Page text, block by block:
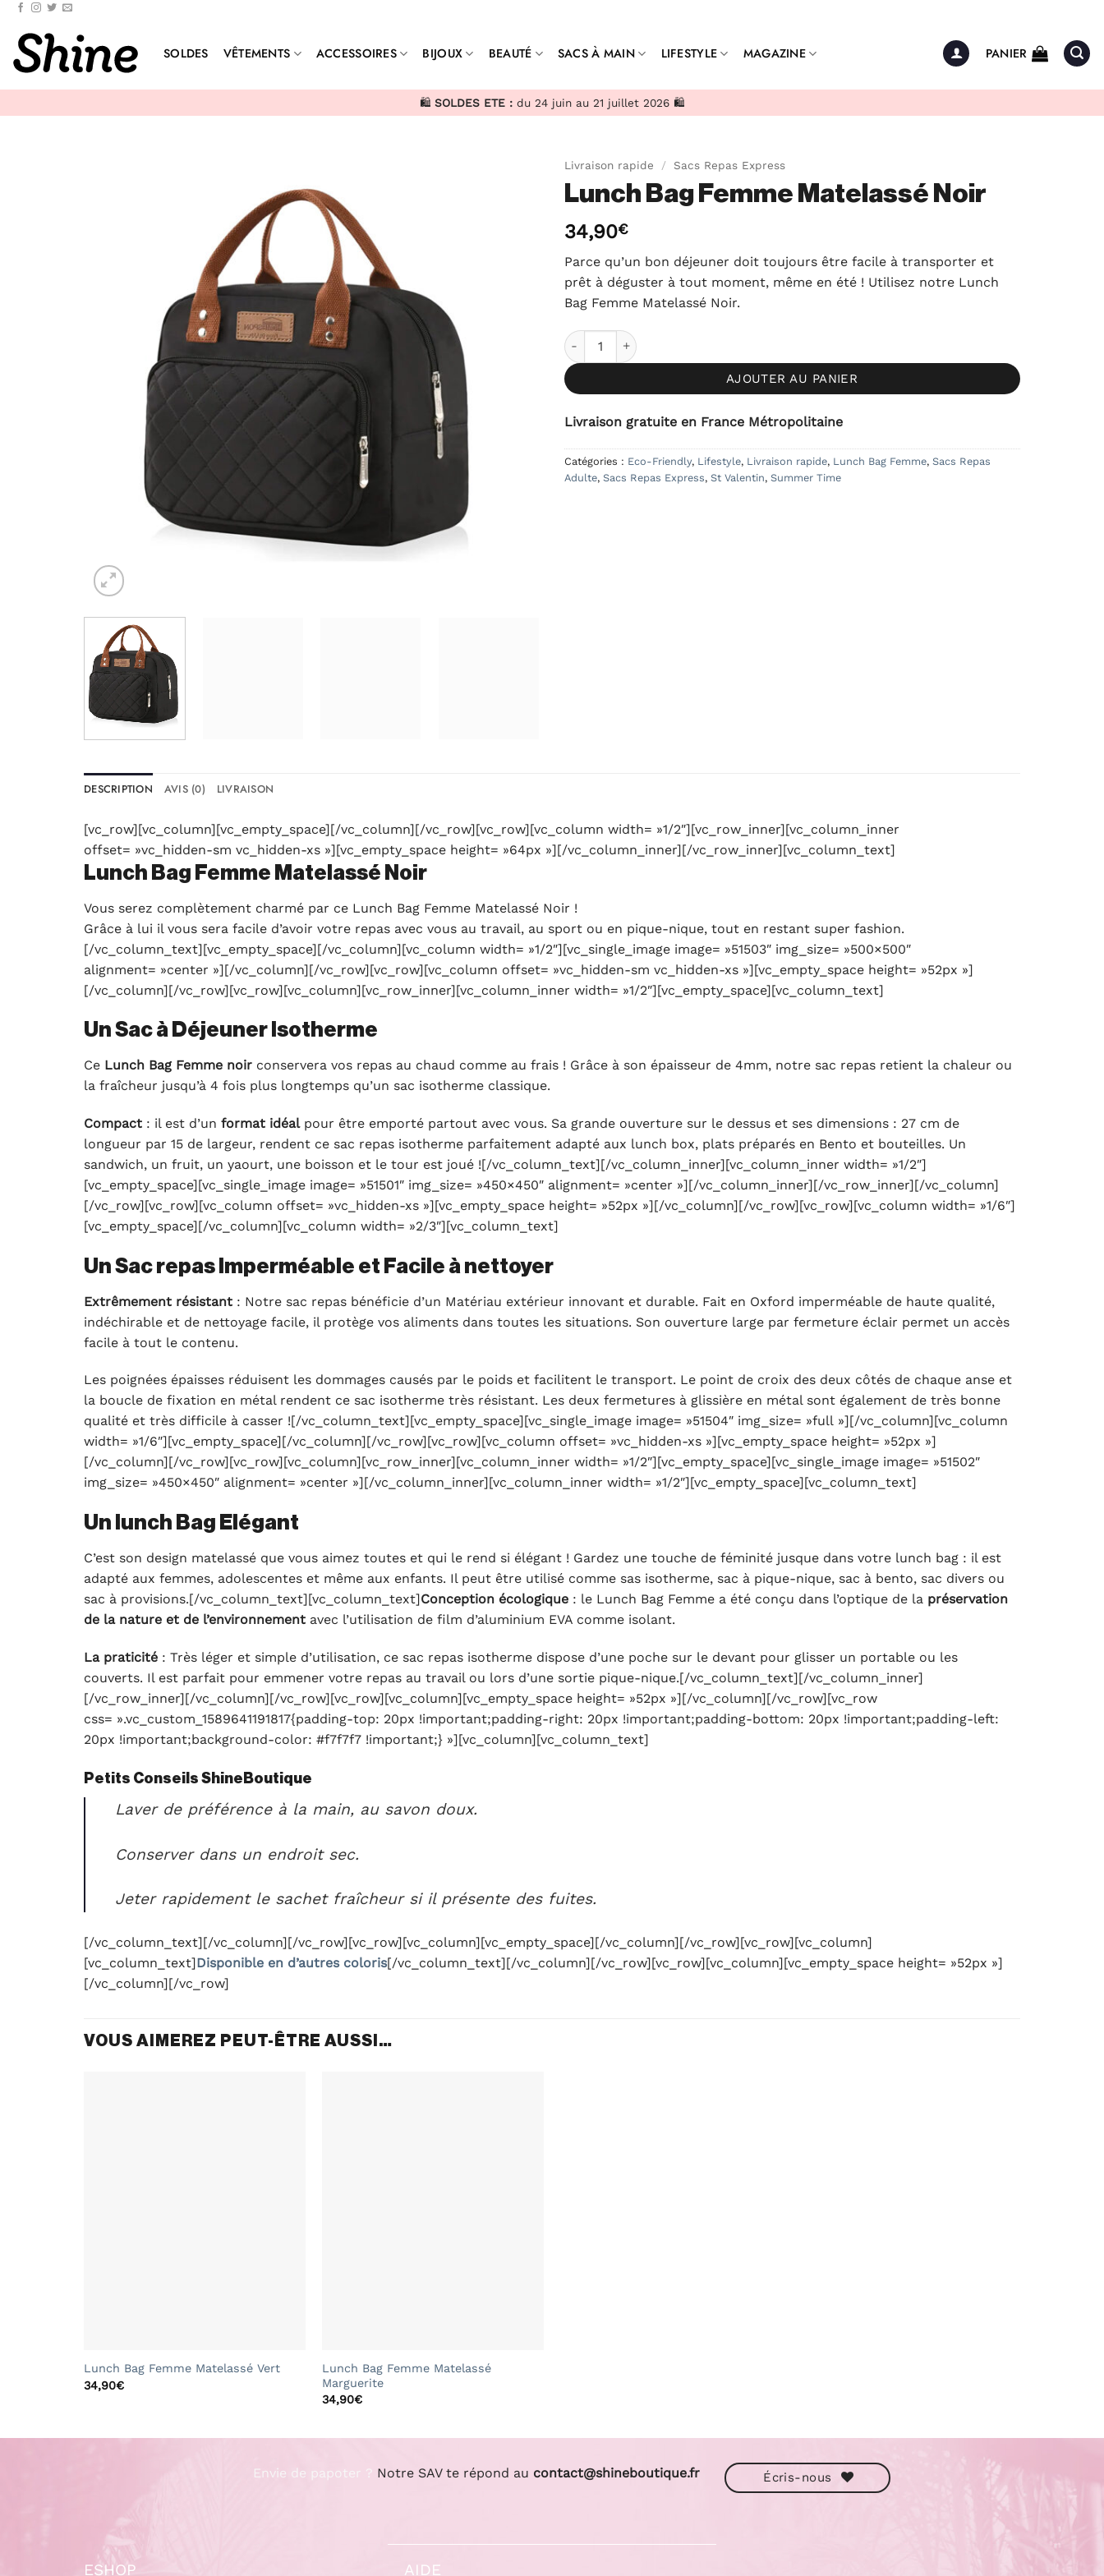
Passer
contenu
SOLDES VÊTEMENTS ACCESSOIRES BIJOUX BEAUTÉ SACS À MAIN LIFESTYLE MAGAZINE PANIER
🛍️ SOLDES ETE : du 24 juin au 21 juillet 2026 🛍️
Livraison rapide / Sacs Repas Express
Lunch Bag Femme Matelassé Noir
34,90€
Parce qu’un bon déjeuner doit toujours être facile à transporter et
prêt à déguster à tout moment, même en été ! Utilisez notre Lunch
Bag Femme Matelassé Noir.
quantité de Lunch Bag Femme Matelassé Noir
AJOUTER AU PANIER
Livraison gratuite en France Métropolitaine
Catégories : Eco-Friendly, Lifestyle, Livraison rapide, Lunch Bag Femme, Sacs Repas
Adulte, Sacs Repas Express, St Valentin, Summer Time
DESCRIPTION AVIS (0) LIVRAISON
[vc_row][vc_column][vc_empty_space][/vc_column][/vc_row][vc_row][vc_column width= »1/2″][vc_row_inner][vc_column_inner
offset= »vc_hidden-sm vc_hidden-xs »][vc_empty_space height= »64px »][/vc_column_inner][/vc_row_inner][vc_column_text]
Lunch Bag Femme Matelassé Noir
Vous serez complètement charmé par ce Lunch Bag Femme Matelassé Noir !
Grâce à lui il vous sera facile d’avoir votre repas avec vous au travail, au sport ou en pique-nique, tout en restant super fashion.
[/vc_column_text][vc_empty_space][/vc_column][vc_column width= »1/2″][vc_single_image image= »51503″ img_size= »500×500″
alignment= »center »][/vc_column][/vc_row][vc_row][vc_column offset= »vc_hidden-sm vc_hidden-xs »][vc_empty_space height= »52px »]
[/vc_column][/vc_row][vc_row][vc_column][vc_row_inner][vc_column_inner width= »1/2″][vc_empty_space][vc_column_text]
Un Sac à Déjeuner Isotherme
Ce Lunch Bag Femme noir conservera vos repas au chaud comme au frais ! Grâce à son épaisseur de 4mm, notre sac repas retient la chaleur ou
la fraîcheur jusqu’à 4 fois plus longtemps qu’un sac isotherme classique.
Compact : il est d’un format idéalpour être emporté partout avec vous. Sa grande ouverture sur le dessus et ses dimensions : 27 cm de
longueur par 15 de largeur, rendent ce sac repas isotherme parfaitement adapté aux lunch box, plats préparés en Bento et bouteilles. Un
sandwich, un fruit, un yaourt, une boisson et le tour est joué ![/vc_column_text][/vc_column_inner][vc_column_inner width= »1/2″]
[vc_empty_space][vc_single_image image= »51501″ img_size= »450×450″ alignment= »center »][/vc_column_inner][/vc_row_inner][/vc_column]
[/vc_row][vc_row][vc_column offset= »vc_hidden-xs »][vc_empty_space height= »52px »][/vc_column][/vc_row][vc_row][vc_column width= »1/6″]
[vc_empty_space][/vc_column][vc_column width= »2/3″][vc_column_text]
Un Sac repas Imperméable et Facile à nettoyer
Extrêmement résistant : Notre sac repas bénéficie d’un Matériau extérieur innovant et durable. Fait en Oxford imperméable de haute qualité,
indéchirable et de nettoyage facile, il protège vos aliments dans toutes les situations. Son ouverture large par fermeture éclair permet un accès
facile à tout le contenu.
Les poignées épaisses réduisent les dommages causés par le poids et facilitent le transport. Le point de croix des deux côtés de chaque anse et
la boucle de fixation en métal rendent ce sac isotherme très résistant. Les deux fermetures à glissière en métal sont également de très bonne
qualité et très difficile à casser ![/vc_column_text][vc_empty_space][vc_single_image image= »51504″ img_size= »full »][/vc_column][vc_column
width= »1/6″][vc_empty_space][/vc_column][/vc_row][vc_row][vc_column offset= »vc_hidden-xs »][vc_empty_space height= »52px »]
[/vc_column][/vc_row][vc_row][vc_column][vc_row_inner][vc_column_inner width= »1/2″][vc_empty_space][vc_single_image image= »51502″
img_size= »450×450″ alignment= »center »][/vc_column_inner][vc_column_inner width= »1/2″][vc_empty_space][vc_column_text]
Un lunch Bag Elégant
C’est son design matelassé que vous aimez toutes et qui le rend si élégant ! Gardez une touche de féminité jusque dans votre lunch bag : il est
adapté aux femmes, adolescentes et même aux enfants. Il peut être utilisé comme sas isotherme, sac à pique-nique, sac à bento, sac divers ou
sac à provisions.[/vc_column_text][vc_column_text]Conception écologique : le Lunch Bag Femme a été conçu dans l’optique de la préservation
de la nature et de l’environnement avec l’utilisation de film d’aluminium EVA comme isolant.
La praticité : Très léger et simple d’utilisation, ce sac repas isotherme dispose d’une poche sur le devant pour glisser un portable ou les
couverts. Il est parfait pour emmener votre repas au travail ou lors d’une sortie pique-nique.[/vc_column_text][/vc_column_inner]
[/vc_row_inner][/vc_column][/vc_row][vc_row][vc_column][vc_empty_space height= »52px »][/vc_column][/vc_row][vc_row
css= ».vc_custom_1589641191817{padding-top: 20px !important;padding-right: 20px !important;padding-bottom: 20px !important;padding-left:
20px !important;background-color: #f7f7f7 !important;} »][vc_column][vc_column_text]
Petits Conseils ShineBoutique
Laver de préférence à la main, au savon doux.
Conserver dans un endroit sec.
Jeter rapidement le sachet fraîcheur si il présente des fuites.
[/vc_column_text][/vc_column][/vc_row][vc_row][vc_column][vc_empty_space][/vc_column][/vc_row][vc_row][vc_column]
[vc_column_text]Disponible en d’autres coloris[/vc_column_text][/vc_column][/vc_row][vc_row][vc_column][vc_empty_space height= »52px »]
[/vc_column][/vc_row]
VOUS AIMEREZ PEUT-ÊTRE AUSSI…
Lunch Bag Femme Matelassé Vert
34,90€
Lunch Bag Femme Matelassé
Marguerite
34,90€
Envie de papoter ? Notre SAV te répond au contact@shineboutique.fr Écris-nous
ESHOP AIDE